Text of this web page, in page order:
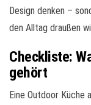
Design denken –
den Alltag draußen
Checkliste:
gehört
Eine Outdoor Küche